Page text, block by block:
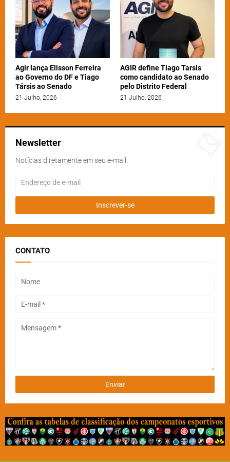
Agir lança Elisson Ferreira
ao Governo do DF e Tiago
Társis ao Senado
21 Julho, 2026
AGIR define Tiago Tarsis
como candidato ao Senado
pelo Distrito Federal
21 Julho, 2026
Newsletter
Notícias diretamente em seu e-mail.
CONTATO